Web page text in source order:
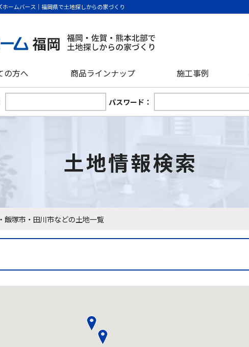
ームバース｜福岡県で土地探しからの家づくり
の方へ 商品ラインナップ 施工事例
パスワード：
飯塚市・田川市などの土地一覧
土地情報検索